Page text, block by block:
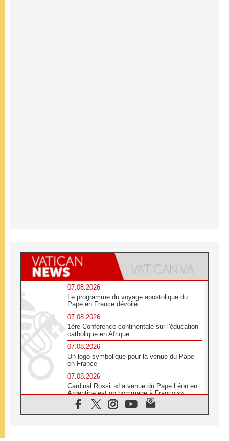
07.08.2026
Le programme du voyage apostolique du
Pape en France dévoilé
07.08.2026
1ère Conférence continentale sur l'éducation
catholique en Afrique
07.08.2026
Un logo symbolique pour la venue du Pape
en France
07.08.2026
Cardinal Rossi: «La venue du Pape Léon en
Argentine est un hommage à François»
07.08.2026
Hiroshima et Nagasaki, 81 ans après,